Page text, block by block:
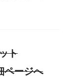
ト
ージへ